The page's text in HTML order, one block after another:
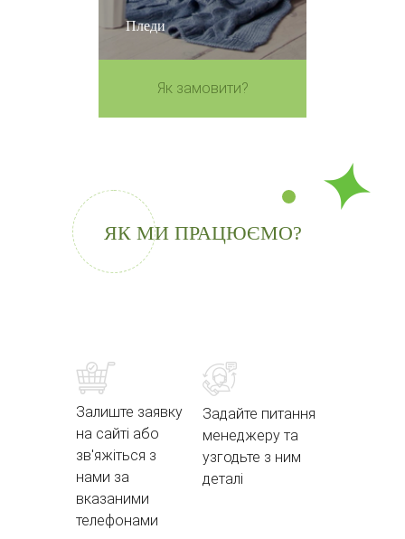
Пледи
Як замовити?
ЯК МИ ПРАЦЮЄМО?
Залиште заявку
на сайті або
зв'яжіться з
нами за
вказаними
телефонами
Задайте питання
менеджеру та
узгодьте з ним
деталі